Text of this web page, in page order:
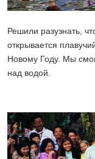
Решили разузнать,
открывается
Новому Году. Мы
над водой.